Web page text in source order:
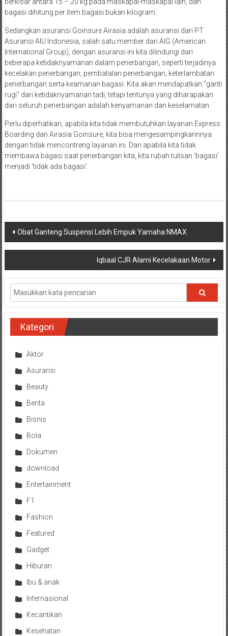
bagasi dihitung per item bagasi bukan kilogram.
Sedangkan asuransi Goinsure Airasia adalah asuransi dari PT
Asuransi AIU Indonesia, salah satu member dari AIG (American
International Group), dengan asuransi ini kita dilindungi dari
beberapa ketidaknyamanan dalam penerbangan, seperti terjadinya
kecelakan penerbangan, pembatalan penerbangan, keterlambatan
penerbangan serta keamanan bagasi. Kita akan mendapatkan “ganti
rugi” dari ketidaknyamanan tadi, tetapi tentunya yang diharapakan
dari seluruh penerbangan adalah kenyamanan dan keselamatan.
Perlu diperhatikan, apabila kita tidak membutuhkan layanan Express
Boarding dan Airasia Goinsure, kita bisa mengesampingkannnya
dengan tidak mencontreng layanan ini. Dan apabila kita tidak
membawa bagasi saat penerbangan kita, kita rubah tulisan ‘bagasi’
menjadi ‘tidak ada bagasi’.
Navigasi
pos
Obat Ganteng Suspensi Lebih Empuk Yamaha NMAX
Iqbaal CJR Alami Kecelakaan Motor
Kategori
Aktor
Asuransi
Beauty
Berita
Bisnis
Bola
Dokumen
download
Entertainment
F1
Fashion
Featured
Gadget
Hiburan
Ibu & anak
Internasional
Kecantikan
Kesehatan